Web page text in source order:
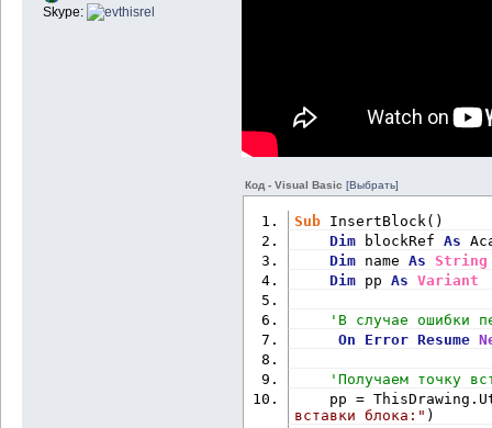
Skype:
Код - Visual Basic [Выбрать]
Sub InsertBlock()
Dim blockRef As
Dim name As
String
Dim pp As Variant
'В случае ошибки
On
Error Resume
'Получаем точку
pp =
вставки блока:" )